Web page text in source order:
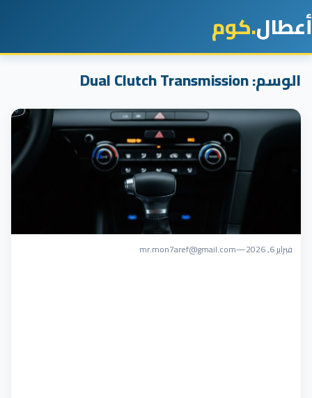
أعطال.كوم
الوسم:Dual Clutch Transmission
فبراير 6, 2026 —
mr.mon7aref@gmail.com